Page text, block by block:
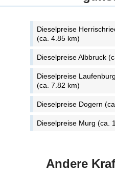
Dieselpreise
(ca. 4.85 km)
Dieselpreise Albbruck
Dieselpreise
(ca. 7.82 km)
Dieselpreise Dogern
Dieselpreise Murg (ca.
Andere